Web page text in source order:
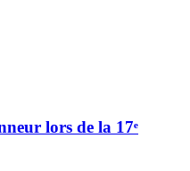
lors de la 17ᵉ